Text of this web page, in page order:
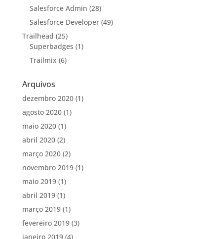
Salesforce Admin (28)
Salesforce Developer(49)
Trailhead (25)
Superbadges (1)
Trailmix (6)
Arquivos
dezembro 2020(1)
agosto 2020(1)
maio 2020(1)
abril 2020(2)
março 2020(2)
novembro 2019(1)
maio 2019(1)
abril 2019(1)
março 2019(1)
fevereiro 2019(3)
janeiro 2019(4)